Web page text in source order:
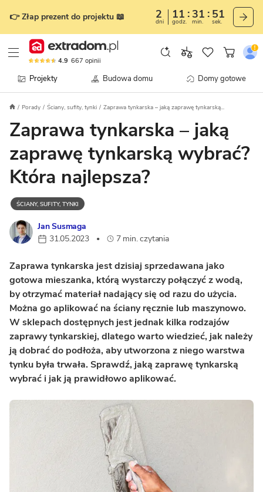
👉 Złap prezent do projektu 📖 2
dni
11
godz.
31
min.
50
sek.
4.9 667 opinii
Projekty Budowa domu Domy gotowe
Porady Ściany, sufity, tynki Zaprawa tynkarska – jaką zaprawę tynkarską...
Zaprawa tynkarska – jaką
zaprawę tynkarską wybrać?
Która najlepsza?
ŚCIANY, SUFITY, TYNKI
Jan Susmaga
31.05.2023
• 7 min. czytania
Zaprawa tynkarska jest dzisiaj sprzedawana jako
gotowa mieszanka, którą wystarczy połączyć z wodą,
by otrzymać materiał nadający się od razu do użycia.
Można go aplikować na ściany ręcznie lub maszynowo.
W sklepach dostępnych jest jednak kilka rodzajów
zaprawy tynkarskiej, dlatego warto wiedzieć, jak należy
ją dobrać do podłoża, aby utworzona z niego warstwa
tynku była trwała. Sprawdź, jaką zaprawę tynkarską
wybrać i jak ją prawidłowo aplikować.